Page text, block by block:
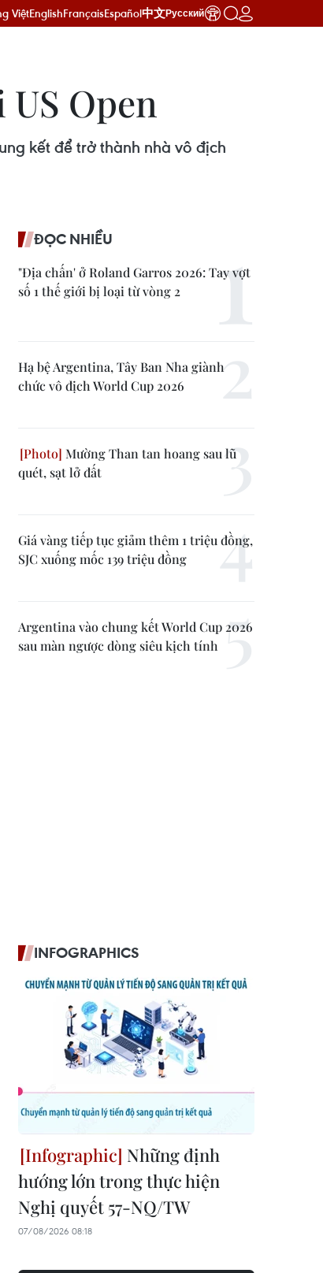
ViệtEnglishFrançaisEspañol中文Русский
Open
kết để trở thành nhà vô địch
ĐỌC NHIỀU
"Địa chấn' ở Roland Garros 2026: Tay vợt
số 1 thế giới bị loại từ vòng 2
Hạ bệ Argentina, Tây Ban Nha giành
chức vô địch World Cup 2026
Mường Than tan hoang sau lũ
quét, sạt lở đất
Giá vàng tiếp tục giảm thêm 1 triệu đồng,
SJC xuống mốc 139 triệu đồng
Argentina vào chung kết World Cup 2026
sau màn ngược dòng siêu kịch tính
INFOGRAPHICS
Những định
hướng lớn trong thực hiện
Nghị quyết 57-NQ/TW
07/08/2026 08:18